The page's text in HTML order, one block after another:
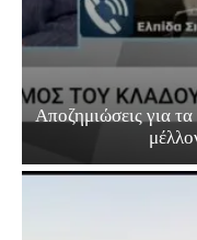
Αποζημιώσεις για